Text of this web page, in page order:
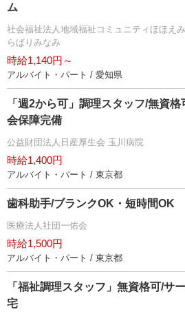
ム
社会福祉法人地域福祉コミュニティほほえ
らばりみなみ
時給1,140円～
アルバイト・パート / 愛知県
「週2から可」調理スタッフ/無資
会保障完備
公益財団法人日産厚生会 玉川病院
時給1,400円
アルバイト・パート / 東京都
歯科助手/ブランクOK・短時間OK
医療法人社団一佑会
時給1,500円
アルバイト・パート / 東京都
「福祉調理スタッフ」無資格可/サ
宅